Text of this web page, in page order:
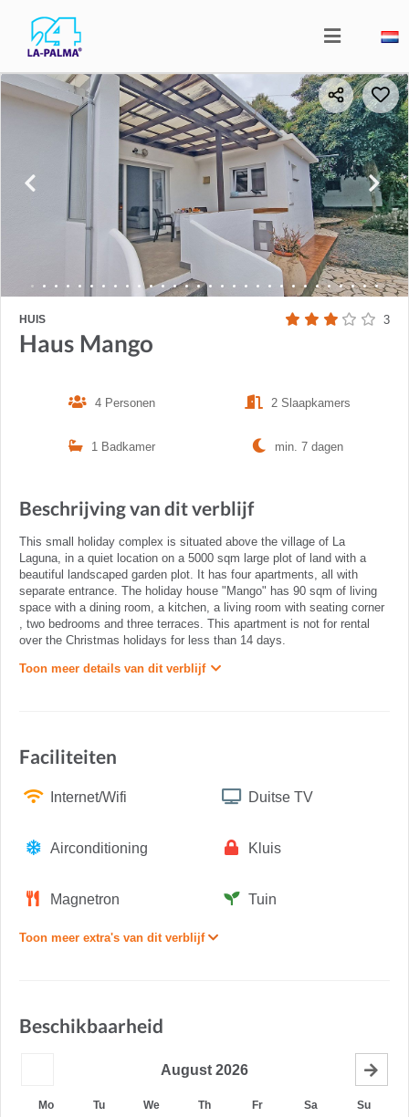
HUIS 3
Haus Mango
4 Personen 2 Slaapkamers
1 Badkamer min. 7 dagen
Beschrijving van dit verblijf
This small holiday complex is situated above the village of La
Laguna, in a quiet location on a 5000 sqm large plot of land with a
beautiful landscaped garden plot. It has four apartments, all with
separate entrance. The holiday house "Mango" has 90 sqm of living
space with a dining room, a kitchen, a living room with seating corner
, two bedrooms and three terraces. This apartment is not for rental
over the Christmas holidays for less than 14 days.
Toon meer details van dit verblijf
Faciliteiten
Internet/Wifi Duitse TV
Airconditioning Kluis
Magnetron Tuin
Toon meer extra's van dit verblijf
Beschikbaarheid
August 2026
Mo Tu We Th Fr Sa Su